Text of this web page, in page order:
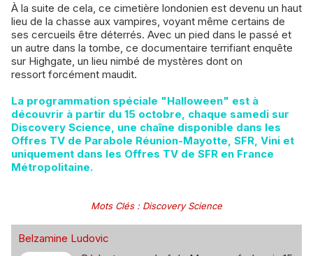
À la suite de cela, ce cimetière londonien est devenu un haut
lieu de la chasse aux vampires, voyant même certains de
ses cercueils être déterrés. Avec un pied dans le passé et
un autre dans la tombe, ce documentaire terrifiant enquête
sur Highgate, un lieu nimbé de mystères dont on
ressort forcément maudit.
La programmation spéciale "Halloween" est à
découvrir à partir du 15 octobre, chaque samedi sur
Discovery Science, une chaîne disponible dans les
Offres TV de Parabole Réunion-Mayotte, SFR, Vini et
uniquement dans les Offres TV de SFR en France
Métropolitaine.
Mots Clés: Discovery Science
Belzamine Ludovic